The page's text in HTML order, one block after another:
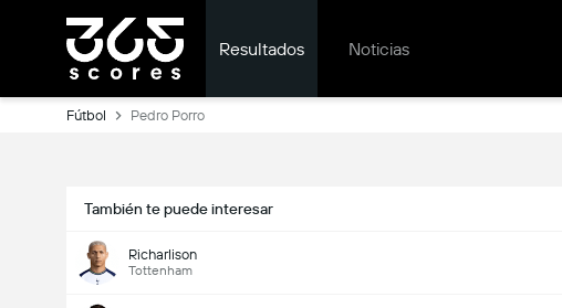
Resultados Noticias
Fútbol Pedro Porro
También te puede interesar
Richarlison
Tottenham